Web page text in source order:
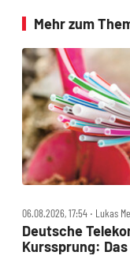
Mehr zum
06.08.2026, 17:54 ‧ Lukas
Deutsche
Kurssprung: